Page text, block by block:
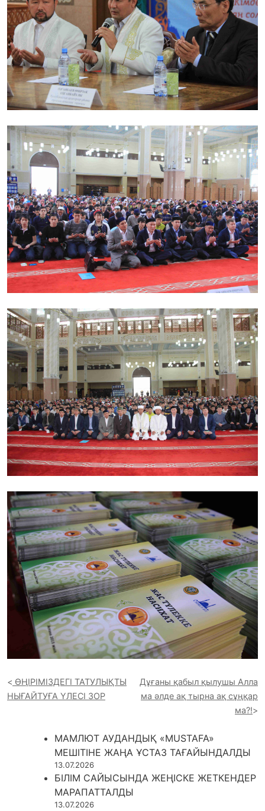
ӨҢІРІМІЗДЕГІ ТАТУЛЫҚТЫ
НЫҒАЙТУҒА ҮЛЕСІ ЗОР
Дұғаны қабыл қылушы Алла
ма әлде ақ тырна ақ сұңқар
ма?!
МАМЛЮТ АУДАНДЫҚ «MUSTAFA»
МЕШІТІНЕ ЖАҢА ҰСТАЗ ТАҒАЙЫНДАЛДЫ
13.07.2026
БІЛІМ САЙЫСЫНДА ЖЕҢІСКЕ ЖЕТКЕНДЕР
МАРАПАТТАЛДЫ
13.07.2026